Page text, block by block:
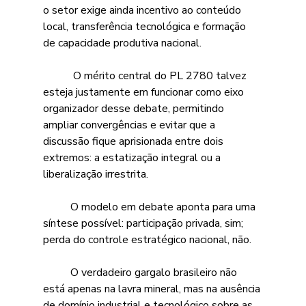
o setor exige ainda incentivo ao conteúdo
local, transferência tecnológica e formação
de capacidade produtiva nacional.
esteja justamente em funcionar como eixo
organizador desse debate, permitindo
ampliar convergências e evitar que a
discussão fique aprisionada entre dois
extremos: a estatização integral ou a
liberalização irrestrita.
síntese possível: participação privada, sim;
perda do controle estratégico nacional, não.
está apenas na lavra mineral, mas na ausência